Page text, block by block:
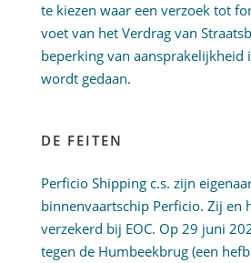
te kiezen waar een verzoek tot
voet van het Verdrag van
beperking van aansprakelijkheid
wordt gedaan.
DE FEITEN
Perficio Shipping c.s. zijn
binnenvaartschip Perficio. Zij en
verzekerd bij EOC. Op 29 juni
tegen de Humbeekbrug (een